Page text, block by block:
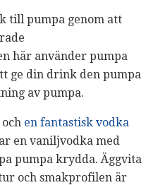
till pumpa genom att
här använder pumpa
ge din drink den pumpa
av pumpa.
en fantastisk vodka
en vaniljvodka med
pumpa krydda. Äggvita
och smakprofilen är